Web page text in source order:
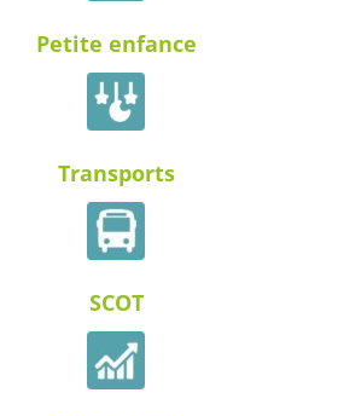
Petite enfance
Transports
SCOT